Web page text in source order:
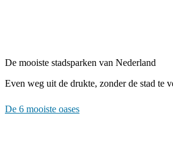
De mooiste stadsparken van Nederland
Even weg uit de drukte, zonder de stad te
De 6 mooiste oases